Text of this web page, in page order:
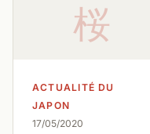
桜
ACTUALITÉ DU
JAPON
17/05/2020